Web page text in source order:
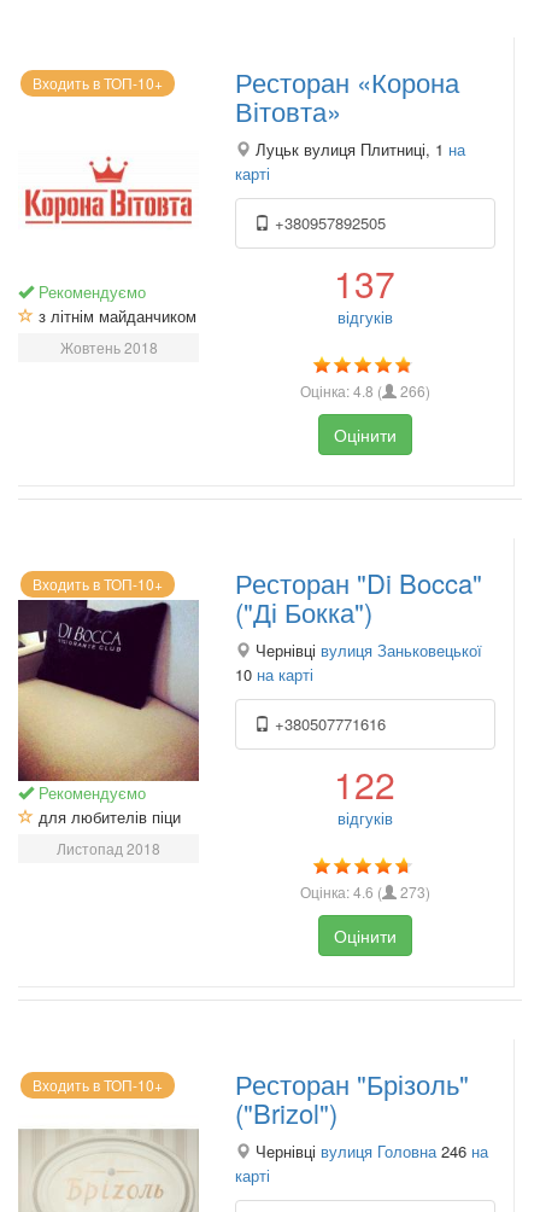
Входить в ТОП-10+
Рекомендуємо
з літнім майданчиком
Жовтень 2018
Ресторан «Корона
Вітовта»
Луцьк вулиця Плитниці, 1 на
карті
+380957892505
137
відгуків
Оцінка:4.8 ( 266)
Оцінити
Входить в ТОП-10+
Рекомендуємо
для любителів піци
Листопад 2018
Ресторан "Di Bocca"
("Ді Бокка")
Чернівці вулиця Заньковецької
10 на карті
+380507771616
122
відгуків
Оцінка:4.6 ( 273)
Оцінити
Входить в ТОП-10+ Ресторан "Брізоль"
("Brizol")
Чернівці вулиця Головна246 на
карті